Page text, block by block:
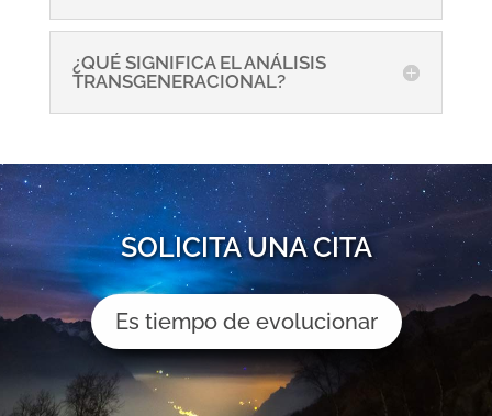
¿QUÉ SIGNIFICA EL ANÁLISIS
TRANSGENERACIONAL?
SOLICITA UNA CITA
Es tiempo de evolucionar